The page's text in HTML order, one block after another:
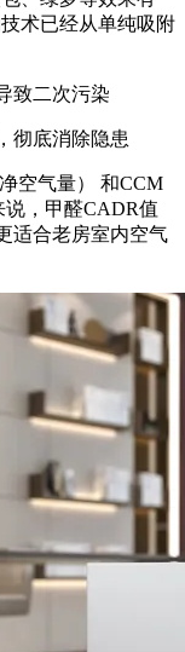
术已经从单纯吸附
致二次污染
彻底消除隐患
空气量） 和CCM
，甲醛CADR值
适合老房室内空气